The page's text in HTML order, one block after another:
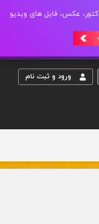
600 طرح لایه باز، وکتور، عکس، فایل های ویدیو
ورود و ثبت نام